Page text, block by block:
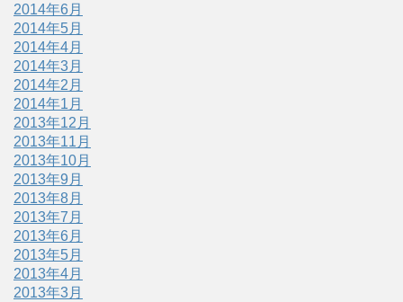
2014年6月
2014年5月
2014年4月
2014年3月
2014年2月
2014年1月
2013年12月
2013年11月
2013年10月
2013年9月
2013年8月
2013年7月
2013年6月
2013年5月
2013年4月
2013年3月